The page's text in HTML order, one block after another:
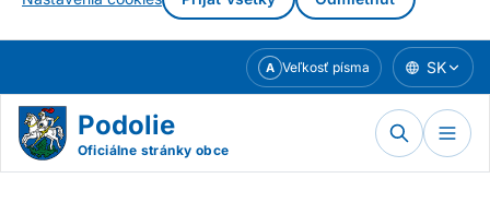
obsahu
A Veľkosť písma SK
Podolie
Oficiálne stránky obce